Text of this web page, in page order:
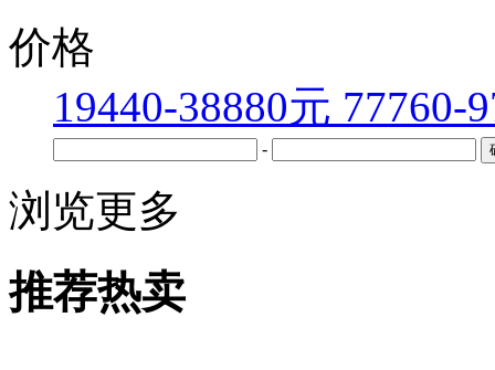
价格
19440-38880元 77760-
-
浏览更多
推荐热卖